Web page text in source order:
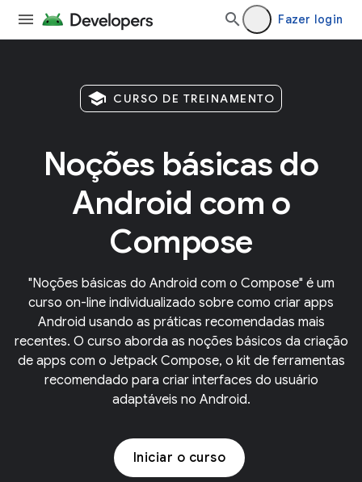
Fazer login
school CURSO DE TREINAMENTO
Noções básicas do
Android com o
Compose
"Noções básicas do Android com o Compose" é um
curso on-line individualizado sobre como criar apps
Android usando as práticas recomendadas mais
recentes. O curso aborda as noções básicos da criação
de apps com o Jetpack Compose, o kit de ferramentas
recomendado para criar interfaces do usuário
adaptáveis no Android.
Iniciar o curso